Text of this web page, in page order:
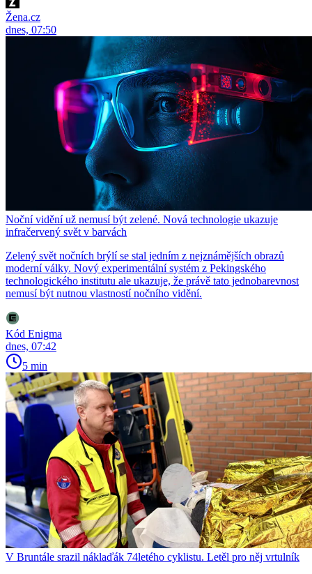
Žena.cz
dnes, 07:50
Noční vidění už nemusí být zelené. Nová technologie ukazuje
infračervený svět v barvách
Zelený svět nočních brýlí se stal jedním z nejznámějších obrazů
moderní války. Nový experimentální systém z Pekingského
technologického institutu ale ukazuje, že právě tato jednobarevnost
nemusí být nutnou vlastností nočního vidění.
Kód Enigma
dnes, 07:42
5 min
V Bruntále srazil náklaďák 74letého cyklistu. Letěl pro něj vrtulník